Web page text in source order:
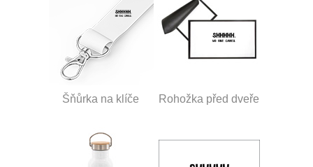
Šňůrka na klíče Rohožka před dveře